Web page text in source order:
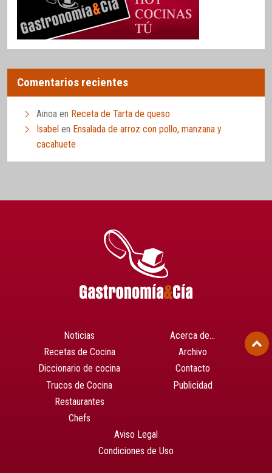
Comentarios recientes
Ainoa en Receta de Tarta de queso
Isabel en Ensalada de arroz con pollo, manzana y
cacahuete
Noticias
Recetas de Cocina
Diccionario de cocina
Trucos de Cocina
Restaurantes
Chefs
Acerca de…
Archivo
Contacto
Publicidad
Aviso Legal
Condiciones de Uso